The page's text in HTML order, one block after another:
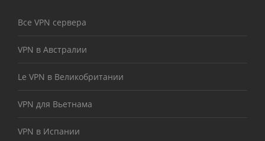
Все VPN сервера
VPN в Австралии
Le VPN в Великобритании
VPN для Вьетнама
VPN в Испании